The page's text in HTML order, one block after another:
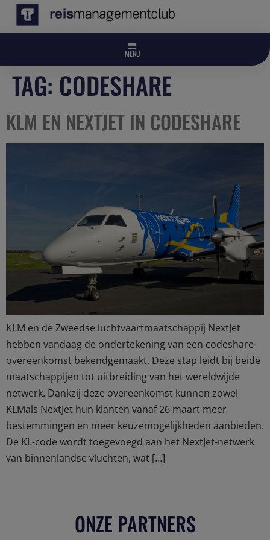
TAG: CODESHARE
KLM EN NEXTJET IN CODESHARE
KLM en de Zweedse luchtvaartmaatschappij NextJet
hebben vandaag de ondertekening van een codeshare-
overeenkomst bekendgemaakt. Deze stap leidt bij beide
maatschappijen tot uitbreiding van het wereldwijde
netwerk. Dankzij deze overeenkomst kunnen zowel
KLMals NextJet hun klanten vanaf 26 maart meer
bestemmingen en meer keuzemogelijkheden aanbieden.
De KL-code wordt toegevoegd aan het NextJet-netwerk
van binnenlandse vluchten, wat […]
ONZE PARTNERS